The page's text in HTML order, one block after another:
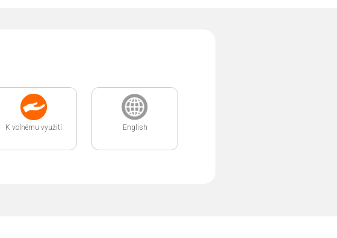
K volnému využití English